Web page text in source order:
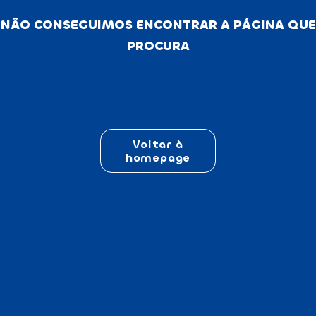
NÃO CONSEGUIMOS ENCONTRAR A PÁGINA QUE
PROCURA
Voltar à
homepage